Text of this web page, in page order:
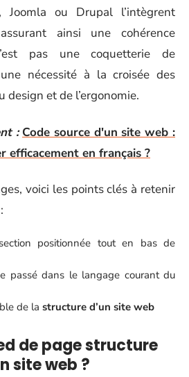
Joomla ou Drupal l’intègrent
ainsi une cohérence
pas une coquetterie de
nécessité à la croisée des
design et de l’ergonomie.
: Code source d'un site web :
efficacement en français ?
voici les points clés à retenir
positionnée tout en bas de
passé dans le langage courant du
de la structure d’un site web
de page structure
site web ?